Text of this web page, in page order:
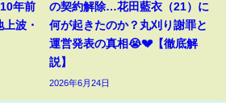
年前
波・
の契約解除…花田藍衣（21）に
何が起きたのか？丸刈り謝罪と
運営発表の真相😭💔【徹底解
説】
2026年6月24日